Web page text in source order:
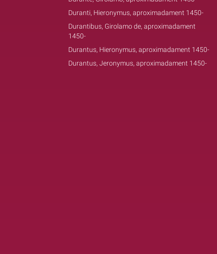
Duranti, Hieronymus, aproximadament 1450-
Durantibus, Girolamo de, aproximadament
1450-
Durantus, Hieronymus, aproximadament 1450-
Durantus, Jeronymus, aproximadament 1450-